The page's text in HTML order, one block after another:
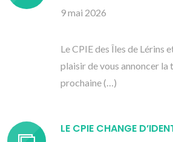
9 mai 2026
Le CPIE des Îles de Lérins
plaisir de vous annoncer la
prochaine (…)
LE CPIE CHANGE